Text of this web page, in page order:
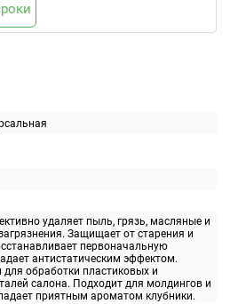
удаляет пыль, грязь, масляные и
Защищает от старения и
первоначальную
антистатическим эффектом.
для обработки пластиковых и
салона. Подходит для молдингов и
приятным ароматом клубники.